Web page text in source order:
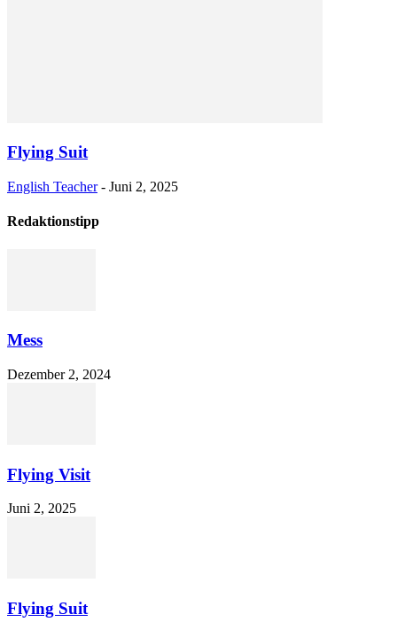
Flying Suit
English Teacher - Juni 2, 2025
Redaktionstipp
Mess
Dezember 2, 2024
Flying Visit
Juni 2, 2025
Flying Suit